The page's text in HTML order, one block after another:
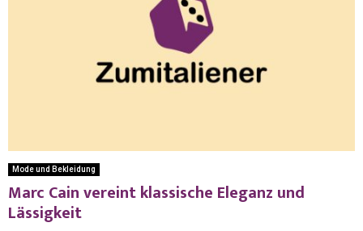
Mode und Bekleidung
Marc Cain vereint klassische Eleganz und
Lässigkeit